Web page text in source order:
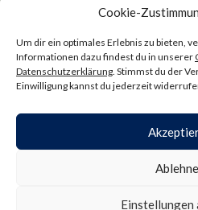
Cookie-
Um dir ein optimales Erlebnis zu bieten,
Informationen dazu findest du in unserer
Datenschutzerklärung. Stimmst du der
Einwilligung kannst du jederzeit
Einstellungen
ADMINISTRATION—
BENJAMIN